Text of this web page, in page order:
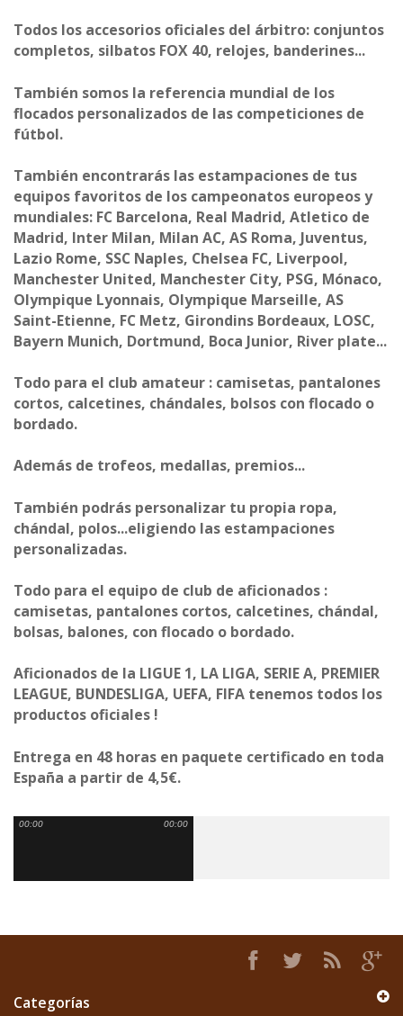
Todos los accesorios oficiales del árbitro: conjuntos
completos, silbatos FOX 40, relojes, banderines...
También somos la referencia mundial de los
flocados personalizados de las competiciones de
fútbol.
También encontrarás las estampaciones de tus
equipos favoritos de los campeonatos europeos y
mundiales: FC Barcelona, Real Madrid, Atletico de
Madrid, Inter Milan, Milan AC, AS Roma, Juventus,
Lazio Rome, SSC Naples, Chelsea FC, Liverpool,
Manchester United, Manchester City, PSG, Mónaco,
Olympique Lyonnais, Olympique Marseille, AS
Saint-Etienne, FC Metz, Girondins Bordeaux, LOSC,
Bayern Munich, Dortmund, Boca Junior, River plate...
Todo para el club amateur : camisetas, pantalones
cortos, calcetines, chándales, bolsos con flocado o
bordado.
Además de trofeos, medallas, premios...
También podrás personalizar tu propia ropa,
chándal, polos...eligiendo las estampaciones
personalizadas.
Todo para el equipo de club de aficionados :
camisetas, pantalones cortos, calcetines, chándal,
bolsas, balones, con flocado o bordado.
Aficionados de la LIGUE 1, LA LIGA, SERIE A, PREMIER
LEAGUE, BUNDESLIGA, UEFA, FIFA tenemos todos los
productos oficiales !
Entrega en 48 horas en paquete certificado en toda
España a partir de 4,5€.
00:00 00:00
Categorías